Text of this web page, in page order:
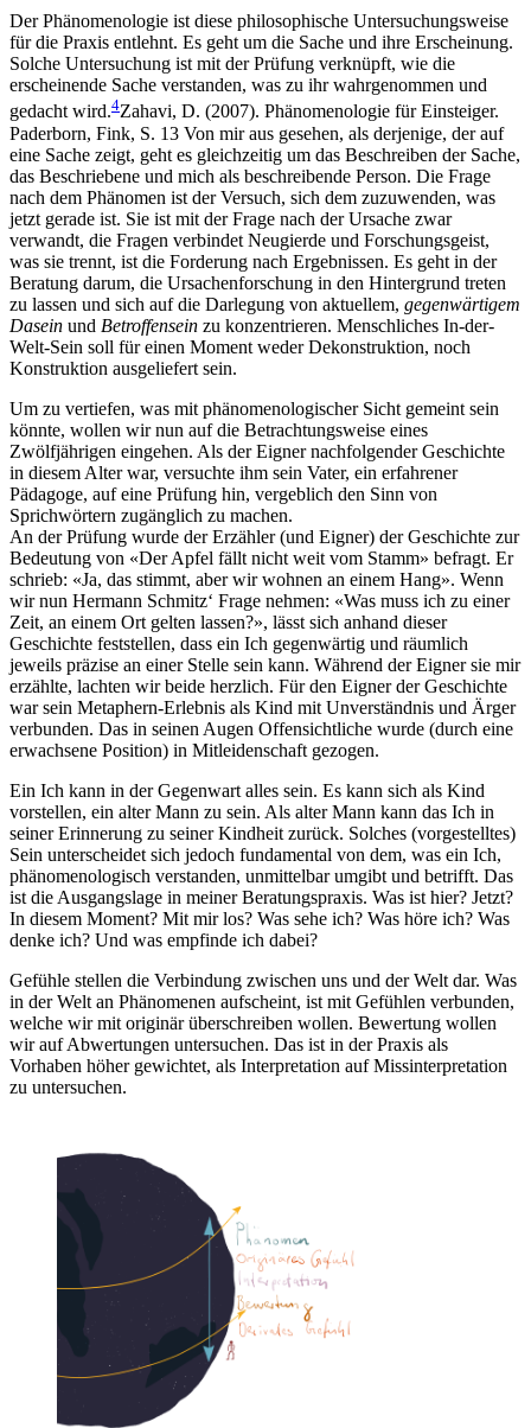
Der Phänomenologie ist diese philosophische Untersuchungsweise
für die Praxis entlehnt. Es geht um die Sache und ihre Erscheinung.
Solche Untersuchung ist mit der Prüfung verknüpft, wie die
erscheinende Sache verstanden, was zu ihr wahrgenommen und
gedacht wird.4Zahavi, D. (2007). Phänomenologie für Einsteiger.
Paderborn, Fink, S. 13 Von mir aus gesehen, als derjenige, der auf
eine Sache zeigt, geht es gleichzeitig um das Beschreiben der Sache,
das Beschriebene und mich als beschreibende Person. Die Frage
nach dem Phänomen ist der Versuch, sich dem zuzuwenden, was
jetzt gerade ist. Sie ist mit der Frage nach der Ursache zwar
verwandt, die Fragen verbindet Neugierde und Forschungsgeist,
was sie trennt, ist die Forderung nach Ergebnissen. Es geht in der
Beratung darum, die Ursachenforschung in den Hintergrund treten
zu lassen und sich auf die Darlegung von aktuellem, gegenwärtigem
Dasein und Betroffensein zu konzentrieren. Menschliches In-der-
Welt-Sein soll für einen Moment weder Dekonstruktion, noch
Konstruktion ausgeliefert sein.
Um zu vertiefen, was mit phänomenologischer Sicht gemeint sein
könnte, wollen wir nun auf die Betrachtungsweise eines
Zwölfjährigen eingehen. Als der Eigner nachfolgender Geschichte
in diesem Alter war, versuchte ihm sein Vater, ein erfahrener
Pädagoge, auf eine Prüfung hin, vergeblich den Sinn von
Sprichwörtern zugänglich zu machen.
An der Prüfung wurde der Erzähler (und Eigner) der Geschichte zur
Bedeutung von «Der Apfel fällt nicht weit vom Stamm» befragt. Er
schrieb: «Ja, das stimmt, aber wir wohnen an einem Hang». Wenn
wir nun Hermann Schmitz‘ Frage nehmen: «Was muss ich zu einer
Zeit, an einem Ort gelten lassen?», lässt sich anhand dieser
Geschichte feststellen, dass ein Ich gegenwärtig und räumlich
jeweils präzise an einer Stelle sein kann. Während der Eigner sie mir
erzählte, lachten wir beide herzlich. Für den Eigner der Geschichte
war sein Metaphern-Erlebnis als Kind mit Unverständnis und Ärger
verbunden. Das in seinen Augen Offensichtliche wurde (durch eine
erwachsene Position) in Mitleidenschaft gezogen.
Ein Ich kann in der Gegenwart alles sein. Es kann sich als Kind
vorstellen, ein alter Mann zu sein. Als alter Mann kann das Ich in
seiner Erinnerung zu seiner Kindheit zurück. Solches (vorgestelltes)
Sein unterscheidet sich jedoch fundamental von dem, was ein Ich,
phänomenologisch verstanden, unmittelbar umgibt und betrifft. Das
ist die Ausgangslage in meiner Beratungspraxis. Was ist hier? Jetzt?
In diesem Moment? Mit mir los? Was sehe ich? Was höre ich? Was
denke ich? Und was empfinde ich dabei?
Gefühle stellen die Verbindung zwischen uns und der Welt dar. Was
in der Welt an Phänomenen aufscheint, ist mit Gefühlen verbunden,
welche wir mit originär überschreiben wollen. Bewertung wollen
wir auf Abwertungen untersuchen. Das ist in der Praxis als
Vorhaben höher gewichtet, als Interpretation auf Missinterpretation
zu untersuchen.